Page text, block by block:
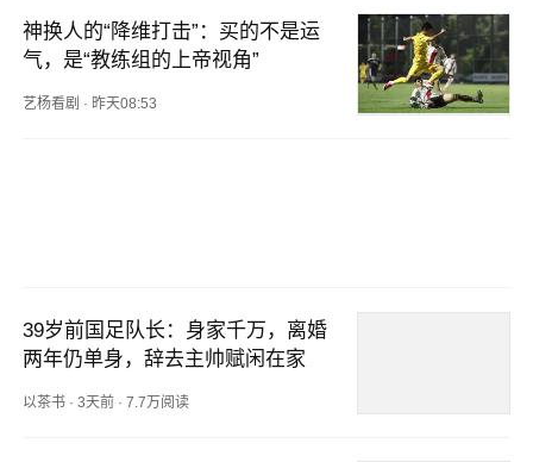
神换人的“降维打击”：买的不是运
气，是“教练组的上帝视角”
艺杨看剧 · 昨天08:53
39岁前国足队长：身家千万，离婚
两年仍单身，辞去主帅赋闲在家
以茶书 ·3天前 ·7.7万阅读